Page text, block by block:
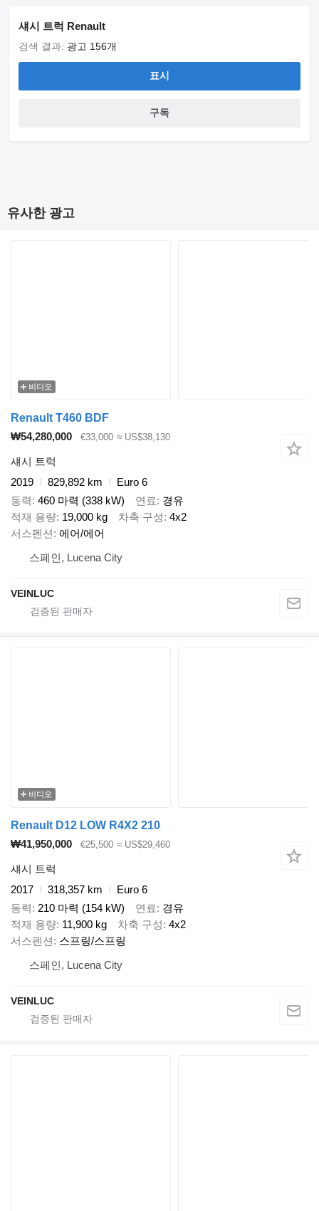
섀시 트럭 Renault
검색 결과: 광고 156개
표시
구독
유사한 광고
비디오
Renault T460 BDF
₩54,280,000
€33,000 ≈ US$38,130
섀시 트럭
2019
829,892 km
Euro 6
동력 460 마력 (338 kW) 연료
경유
적재 용량 19,000 kg 차축 구성 4x2
서스펜션 에어/에어
스페인, Lucena City
VEINLUC
비디오
Renault D12 LOW R4X2 210
₩41,950,000
€25,500 ≈ US$29,460
섀시 트럭
2017
318,357 km
Euro 6
동력
210 마력 (154 kW) 연료
경유
적재 용량 11,900 kg 차축 구성 4x2
서스펜션
스프링/스프링
스페인, Lucena City
VEINLUC